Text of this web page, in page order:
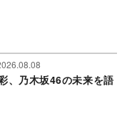
、乃木坂46の未来を語